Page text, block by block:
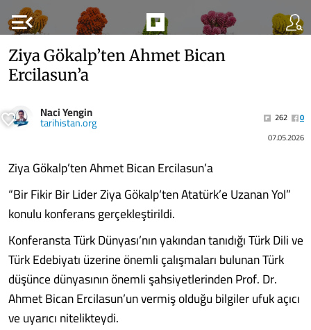
menu_open
Ziya Gökalp’ten Ahmet Bican
Ercilasun’a
Naci Yengin
tarihistan.org 262
0
07.05.2026
Ziya Gökalp’ten Ahmet Bican Ercilasun’a
“Bir Fikir Bir Lider Ziya Gökalp‘ten Atatürk’e Uzanan Yol”
konulu konferans gerçekleştirildi.
Konferansta Türk Dünyası’nın yakından tanıdığı Türk Dili ve
Türk Edebiyatı üzerine önemli çalışmaları bulunan Türk
düşünce dünyasının önemli şahsiyetlerinden Prof. Dr.
Ahmet Bican Ercilasun’un vermiş olduğu bilgiler ufuk açıcı
ve uyarıcı nitelikteydi.